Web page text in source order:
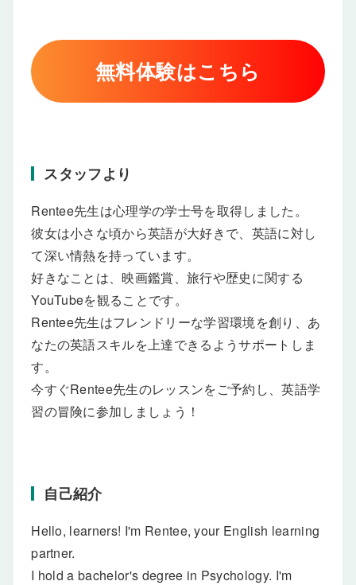
無料体験はこちら
スタッフより
Rentee先生は心理学の学士号を取得しました。
彼女は小さな頃から英語が大好きで、英語に対し
て深い情熱を持っています。
好きなことは、映画鑑賞、旅行や歴史に関する
YouTubeを観ることです。
Rentee先生はフレンドリーな学習環境を創り、あ
なたの英語スキルを上達できるようサポートしま
す。
今すぐRentee先生のレッスンをご予約し、英語学
習の冒険に参加しましょう！
自己紹介
Hello, learners! I'm Rentee, your English learning
partner.
I hold a bachelor's degree in Psychology. I'm